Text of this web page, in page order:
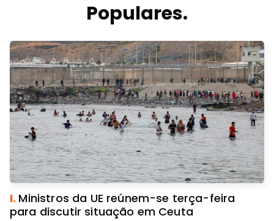
Populares.
I. Ministros da UE reúnem-se terça-feira
para discutir situação em Ceuta